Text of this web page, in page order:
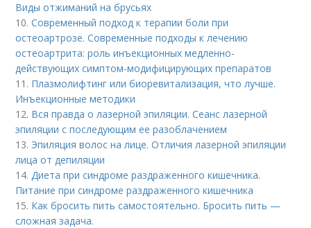
Виды отжиманий на брусьях
10.Современный подход к терапии боли при
остеоартрозе. Современные подходы к лечению
остеоартрита: роль инъекционных медленно-
действующих симптом-модифицирующих препаратов
11. Плазмолифтинг или биоревитализация, что лучше.
Инъекционные методики
12. Вся правда о лазерной эпиляции. Сеанс лазерной
эпиляции с последующим ее разоблачением
13. Эпиляция волос на лице. Отличия лазерной эпиляции
лица от депиляции
14.Диета при синдроме раздраженного кишечника.
Питание при синдроме раздраженного кишечника
15. Как бросить пить самостоятельно. Бросить пить —
сложная задача.